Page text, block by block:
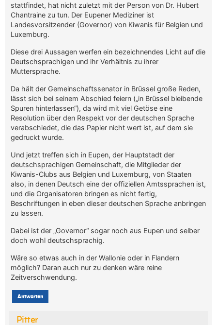
stattfindet, hat nicht zuletzt mit der Person von Dr. Hubert
Chantraine zu tun. Der Eupener Mediziner ist
Landesvorsitzender (Governor) von Kiwanis für Belgien und
Luxemburg.
Diese drei Aussagen werfen ein bezeichnendes Licht auf die
Deutschsprachigen und ihr Verhältnis zu ihrer
Muttersprache.
Da hält der Gemeinschaftssenator in Brüssel große Reden,
lässt sich bei seinem Abschied feiern („in Brüssel bleibende
Spuren hinterlassen“), da wird mit viel Getöse eine
Resolution über den Respekt vor der deutschen Sprache
verabschiedet, die das Papier nicht wert ist, auf dem sie
gedruckt wurde.
Und jetzt treffen sich in Eupen, der Hauptstadt der
deutschsprachigen Gemeinschaft, die Mitglieder der
Kiwanis-Clubs aus Belgien und Luxemburg, von Staaten
also, in denen Deutsch eine der offiziellen Amtssprachen ist,
und die Organisatoren bringen es nicht fertig,
Beschriftungen in eben dieser deutschen Sprache anbringen
zu lassen.
Dabei ist der „Governor“ sogar noch aus Eupen und selber
doch wohl deutschsprachig.
Wäre so etwas auch in der Wallonie oder in Flandern
möglich? Daran auch nur zu denken wäre reine
Zeitverschwendung.
Antworten
Pitter